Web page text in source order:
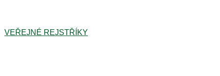
VEŘEJNÉ REJSTŘÍKY